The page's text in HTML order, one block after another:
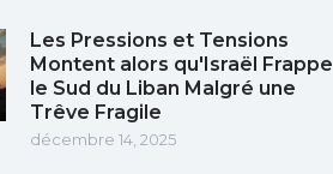
Les Pressions et Tensions
Montent alors qu'Israël Frappe
le Sud du Liban Malgré une
Trêve Fragile
décembre 14, 2025